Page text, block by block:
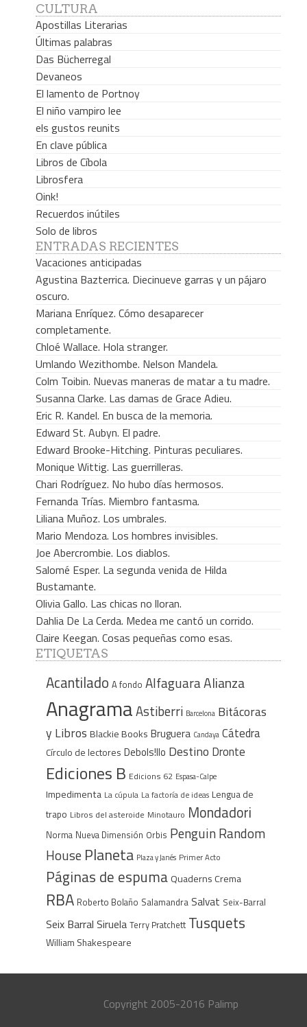
CULTURA
Apostillas Literarias
Últimas palabras
Das Bücherregal
Devaneos
El lamento de Portnoy
El niño vampiro lee
els gustos reunits
En clave pública
Libros de Cíbola
Librosfera
Oink!
Recuerdos inútiles
Solo de libros
ENTRADAS RECIENTES
Vacaciones anticipadas
Agustina Bazterrica. Diecinueve garras y un pájaro
oscuro.
Mariana Enríquez. Cómo desaparecer
completamente.
Chloé Wallace. Hola stranger.
Umlando Wezithombe. Nelson Mandela.
Colm Toibin. Nuevas maneras de matar a tu madre.
Susanna Clarke. Las damas de Grace Adieu.
Eric R. Kandel. En busca de la memoria.
Edward St. Aubyn. El padre.
Edward Brooke-Hitching. Pinturas peculiares.
Monique Wittig. Las guerrilleras.
Chari Rodríguez. No hubo días hermosos.
Fernanda Trías. Miembro fantasma.
Liliana Muñoz. Los umbrales.
Mario Mendoza. Los hombres invisibles.
Joe Abercrombie. Los diablos.
Salomé Esper. La segunda venida de Hilda
Bustamante.
Olivia Gallo. Las chicas no lloran.
Dahlia De La Cerda. Medea me cantó un corrido.
Claire Keegan. Cosas pequeñas como esas.
ETIQUETAS
Acantilado A fondo AlfaguaraAlianza
AnagramaAstiberri Barcelona Bitácoras
y Libros Blackie Books Bruguera Candaya Cátedra
Círculo de lectores Debols!llo Destino Dronte
Ediciones B Edicions 62 Espasa-Calpe
Impedimenta La cúpula La factoría de ideas Lengua de
trapo Libros del asteroide Minotauro Mondadori
Norma Nueva Dimensión Orbis Penguin Random
House Planeta Plaza y Janés Primer Acto
Páginas de espumaQuaderns Crema
RBA Roberto Bolaño Salamandra Salvat Seix-Barral
Seix Barral Siruela Terry Pratchett Tusquets
William Shakespeare
Copyright 2005-2016 Palimp